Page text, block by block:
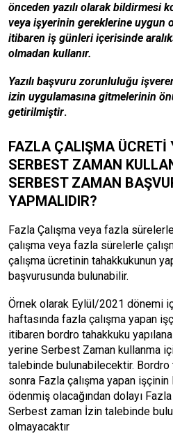
önceden yazılı olarak bildirmesi
veya işyerinin gereklerine uygun
itibaren iş günleri içerisinde
olmadan kullanır.
Yazılı başvuru zorunluluğu
izin uygulamasına gitmelerinin
getirilmiştir.
FAZLA ÇALIŞMA ÜCRETİ
SERBEST ZAMAN
SERBEST ZAMAN
YAPMALIDIR?
Fazla Çalışma veya fazla
çalışma veya fazla sürelerle
çalışma ücretinin tahakkukunun
başvurusunda bulunabilir.
Örnek olarak Eylül/2021 dönemi
haftasında fazla çalışma yapan
itibaren bordro tahakkuku
yerine Serbest Zaman kullanma
talebinde bulunabilecektir. Bordro
sonra Fazla çalışma yapan
ödenmiş olacağından dolayı
Serbest zaman İzin talebinde
olmayacaktır